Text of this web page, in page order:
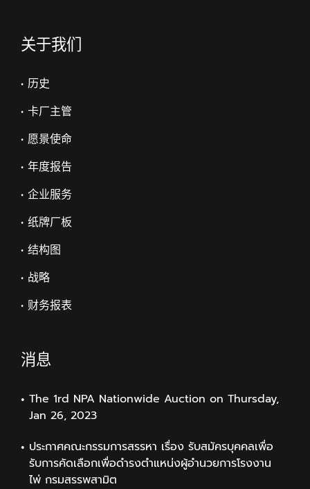
关于我们
• 历史
• 卡厂主管
• 愿景使命
• 年度报告
• 企业服务
• 纸牌厂板
• 结构图
• 战略
• 财务报表
消息
The 1rd NPA Nationwide Auction on Thursday,
Jan 26, 2023
ประกาศคณะกรรมการสรรหา เรื่อง รับสมัครบุคคลเพื่อ
รับการคัดเลือกเพื่อดำรงตำแหน่งผู้อำนวยการโรงงาน
ไพ่ กรมสรรพสามิต